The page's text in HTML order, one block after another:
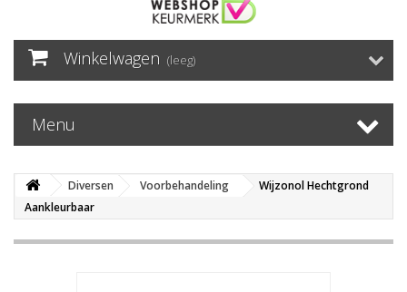
Winkelwagen (leeg)
Menu
Diversen Voorbehandeling
Wijzonol Hechtgrond
Aankleurbaar